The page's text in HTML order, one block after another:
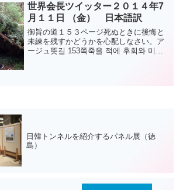
世界会長ツイッター２０１４年7
月１１日 （金） 日本語訳
御旨の道１５３ページ死ぬときに後悔と
未練を残すかどうかを心配しなさい。ア
ージュ뜻길 153쪽죽을 적에 후회와 미련
日韓トンネルを紹介するパネル展（徳
島）